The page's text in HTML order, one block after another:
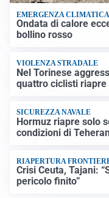
EMERGENZA CLIMATICA
Ondata di calore
bollino rosso
VIOLENZA STRADALE
Nel Torinese
quattro ciclisti
SICUREZZA NAVALE
Hormuz riapre solo
condizioni di
RIAPERTURA
Crisi Ceuta, Tajani:
pericolo finito”